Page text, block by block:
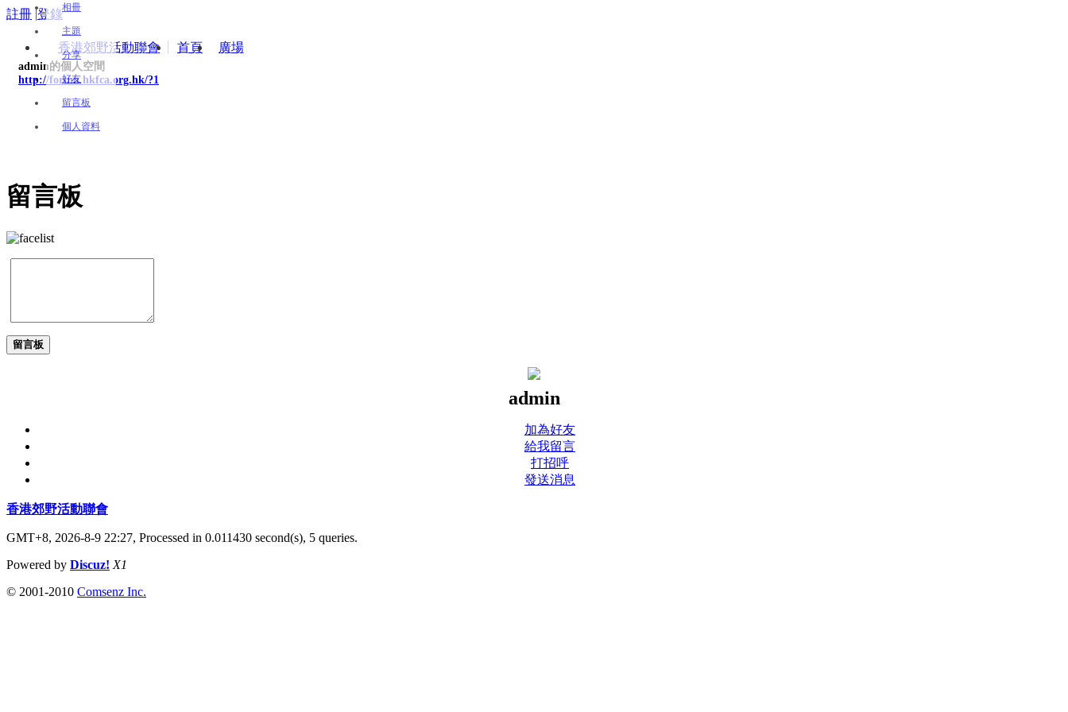
註冊 |登錄
香港郊野活動聯會 首頁 廣場
admin的個人空間
http://forum.hkfca.org.hk/?1
相冊
主題
分享
好友
留言板
個人資料
留言板
留言板
admin
加為好友
給我留言
打招呼
發送消息
香港郊野活動聯會
GMT+8, 2026-8-9 22:27, Processed in 0.011430 second(s), 5 queries.
Powered by Discuz! X1
© 2001-2010 Comsenz Inc.